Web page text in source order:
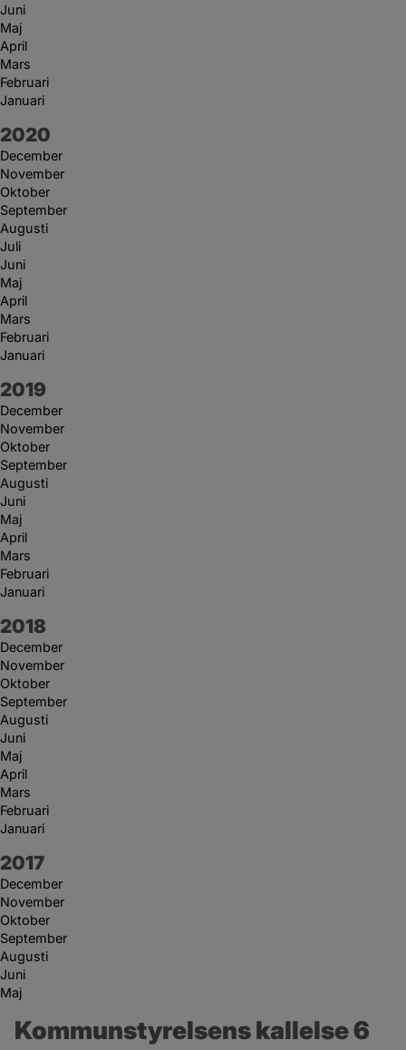
Juni
Maj
April
Mars
Februari
Januari
År:
2020
December
November
Oktober
September
Augusti
Juli
Juni
Maj
April
Mars
Februari
Januari
År:
2019
December
November
Oktober
September
Augusti
Juni
Maj
April
Mars
Februari
Januari
År:
2018
December
November
Oktober
September
Augusti
Juni
Maj
April
Mars
Februari
Januari
År:
2017
December
November
Oktober
September
Augusti
Juni
Maj
Kommunstyrelsens kallelse 6